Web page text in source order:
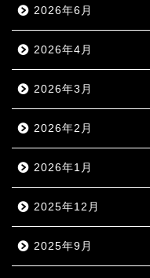
2026年6月
2026年4月
2026年3月
2026年2月
2026年1月
2025年12月
2025年9月